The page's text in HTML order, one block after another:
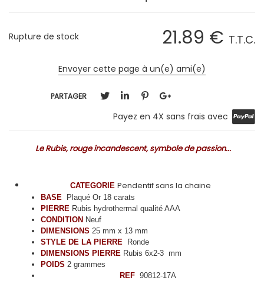
21.89 € T.T.C.
Rupture de stock
Envoyer cette page à un(e) ami(e)
PARTAGER
Payez en 4X sans frais avec
Le Rubis, rouge incandescent, symbole de passion...
CATEGORIE Pendentif sans la chaine
BASE Plaqué Or 18 carats
PIERRE Rubis hydrothermal qualité AAA
CONDITION Neuf
DIMENSIONS 25 mm x 13 mm
STYLE DE LA PIERRE
Ronde
DIMENSIONS PIERRE Rubis 6x2-3 mm
POIDS 2 grammes
REF 90812-17A